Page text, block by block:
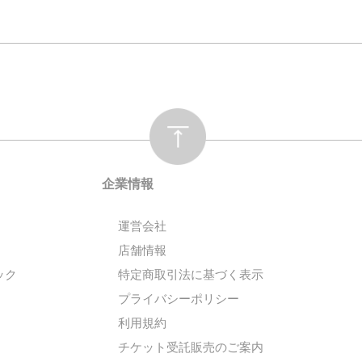
ク
企業情報
運営会社
店舗情報
特定商取引法に基づく表示
プライバシーポリシー
利用規約
チケット受託販売のご案内